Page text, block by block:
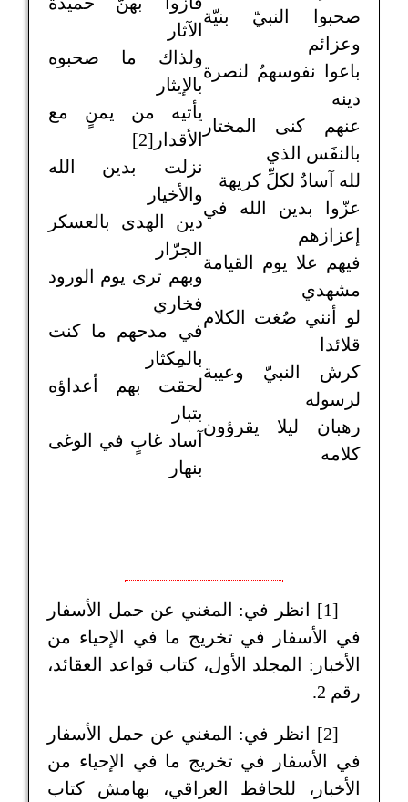
صحبوا النبيّ بنيّة
وعزائم
باعوا نفوسهمُ لنصرة
دينه
عنهم كنى المختار
بالنفَس الذي
لله آسادٌ لكلِّ كريهة
عزّوا بدين الله في
إعزازهم
فيهم علا يوم القيامة
مشهدي
لو أنني صُغت الكلام
قلائدا
كرش النبيّ وعيبة
لرسوله
رهبان ليلا يقرؤون
كلامه
الآثار
ولذاك ما صحبوه
بالإيثار
يأتيه من يمنٍ مع
الأقدار[2]
نزلت بدين الله
والأخيار
دين الهدى بالعسكر
الجرّار
وبهم ترى يوم الورود
فخاري
في مدحهم ما كنت
بالمِكثار
لحقت بهم أعداؤه
بتبار
آساد غابٍ في الوغى
بنهار
[1] انظر في: المغني عن حمل الأسفار
في الأسفار في تخريج ما في الإحياء من
الأخبار: المجلد الأول، كتاب قواعد العقائد،
رقم 2.
[2] انظر في: المغني عن حمل الأسفار
في الأسفار في تخريج ما في الإحياء من
الأخبار، للحافظ العراقي، بهامش كتاب